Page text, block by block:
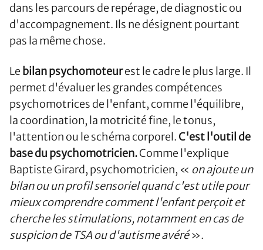
dans les parcours de repérage, de diagnostic ou
d'accompagnement. Ils ne désignent pourtant
pas la même chose.
Le bilan psychomoteurest le cadre le plus large. Il
permet d'évaluer les grandes compétences
psychomotrices de l'enfant, comme l'équilibre,
la coordination, la motricité fine, le tonus,
l'attention ou le schéma corporel. C'est l'outil de
base du psychomotricien.Comme l'explique
Baptiste Girard, psychomotricien, « on ajoute un
bilan ou un profil sensoriel quand c'est utile pour
mieux comprendre comment l'enfant perçoit et
cherche les stimulations, notamment en cas de
suspicion de TSA ou d'autisme avéré».